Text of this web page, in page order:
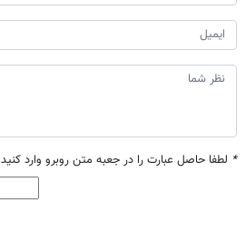
* لطفا حاصل عبارت را در جعبه متن روبرو وارد کنید